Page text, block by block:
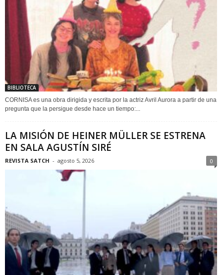
BIBLIOTECA
CORNISA es una obra dirigida y escrita por la actriz Avril Aurora a partir de una
pregunta que la persigue desde hace un tiempo:...
LA MISIÓN DE HEINER MÜLLER SE ESTRENA
EN SALA AGUSTÍN SIRÉ
REVISTA SATCH - agosto 5, 2026 0